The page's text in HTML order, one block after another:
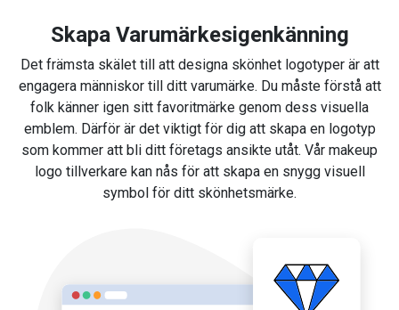
Skapa Varumärkesigenkänning
Det främsta skälet till att designa skönhet logotyper är att
engagera människor till ditt varumärke. Du måste förstå att
folk känner igen sitt favoritmärke genom dess visuella
emblem. Därför är det viktigt för dig att skapa en logotyp
som kommer att bli ditt företags ansikte utåt. Vår makeup
logo tillverkare kan nås för att skapa en snygg visuell
symbol för ditt skönhetsmärke.